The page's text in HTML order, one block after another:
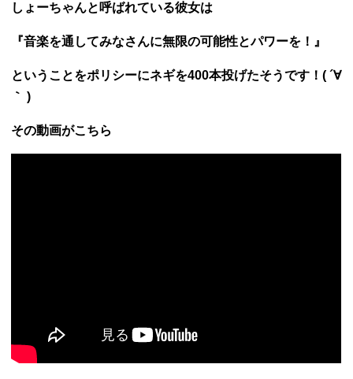
しょーちゃんと呼ばれている彼女は
『音楽を通してみなさんに無限の可能性とパワーを！』
ということをポリシーにネギを400本投げたそうです！( ´∀
｀ )
その動画がこちら